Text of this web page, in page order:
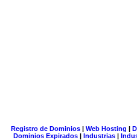
Registro de Dominios| Web Hosting |
Dominios Expirados | Industrias |